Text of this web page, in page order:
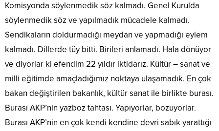
Komisyonda söylenmedik söz kalmadı. Genel Kurulda
söylenmedik söz ve yapılmadık mücadele kalmadı.
Sendikaların doldurmadığı meydan ve yapmadığı eylem
kalmadı. Dillerde tüy bitti. Birileri anlamadı. Hala dönüyor
ve diyorlar ki efendim 22 yıldır iktidarız. Kültür – sanat ve
milli eğitimde amaçladığımız noktaya ulaşamadık. En çok
bakan değiştirilen bakanlık, kültür sanat ile birlikte burası.
Burası AKP’nin yazboz tahtası. Yapıyorlar, bozuyorlar.
Burası AKP’nin en çok kendi kendine devri sabık yarattığı